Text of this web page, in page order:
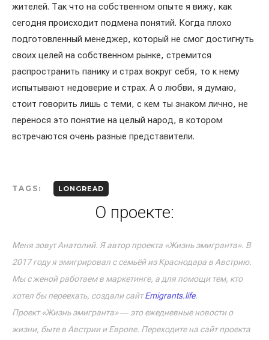
жителей. Так что на собственном опыте я вижу, как
сегодня происходит подмена понятий. Когда плохо
подготовленный менеджер, который не смог достигнуть
своих целей на собственном рынке, стремится
распространить панику и страх вокруг себя, то к нему
испытывают недоверие и страх. А о любви, я думаю,
стоит говорить лишь с теми, с кем ты знаком лично, не
перенося это понятие на целый народ, в котором
встречаются очень разные представители.
TAGS: LONGREAD
О проекте:
Меня зовут Анатолий. Я автор проекта «Жизнь эмигранта». В
2017 году я эмигрировал с семьёй из Краснодара в Австрию.
Мы с женой работаем в маркетинге, а для помощи тем, кто
хотел бы переехать, создали сайтEmigrants.life.
Проект «Жизнь эмигранта» ― это ежедневные новости о
жизни, быте в Австрии и Европе. Переходите на сайт проекта